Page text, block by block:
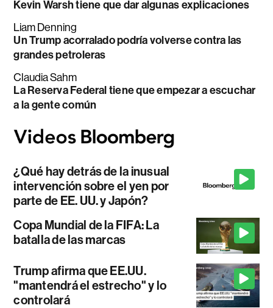
Kevin Warsh tiene que dar algunas explicaciones
Liam Denning
Un Trump acorralado podría volverse contra las
grandes petroleras
Claudia Sahm
La Reserva Federal tiene que empezar a escuchar
a la gente común
¿Qué hay detrás de la inusual
intervención sobre el yen por
parte de EE. UU. y Japón?
Copa Mundial de la FIFA: La
batalla de las marcas
Trump afirma que EE.UU.
"mantendrá el estrecho" y lo
controlará